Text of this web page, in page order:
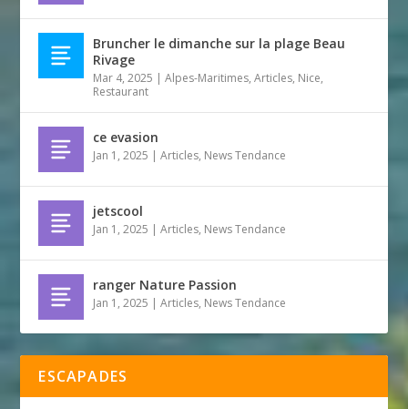
Bruncher le dimanche sur la plage Beau
Rivage
Mar 4, 2025 |Alpes-Maritimes,Articles, Nice,
Restaurant
ce evasion
Jan 1, 2025 |Articles, News Tendance
jetscool
Jan 1, 2025 |Articles, News Tendance
ranger Nature Passion
Jan 1, 2025 |Articles, News Tendance
ESCAPADES